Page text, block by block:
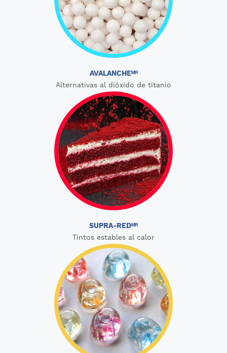
AVALANCHEᴹᴿ
Alternativas al dióxido de titanio
SUPRA-REDᴹᴿ
Tintos estables al calor